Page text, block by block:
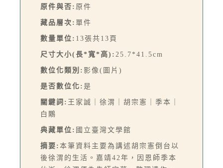
原件與否: 原件
藏品層次: 單件
數量單位: 13張共13頁
尺寸大小(長*寬*高): 25.7*41.5cm
數位化類別: 影像(圖片)
是否數位化: 是
關鍵詞: 王家誠｜徐渭｜胡宗憲｜季本｜
白鷴
典藏單位: 國立臺灣文學館
摘要: 本筆資料主要為講述胡宗憲倒台以
後徐渭的生活。嘉靖42年，因恩師季本